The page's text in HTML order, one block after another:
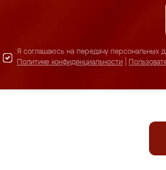
Я соглашаюсь на передачу персональных
Политике конфиденциальности